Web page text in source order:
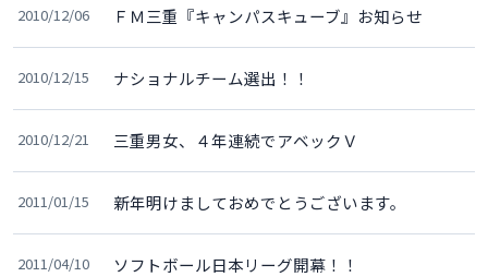
2010/12/06 ＦＭ三重『キャンパスキューブ』お知らせ
2010/12/15 ナショナルチーム選出！！
2010/12/21 三重男女、４年連続でアベックＶ
2011/01/15 新年明けましておめでとうございます。
2011/04/10 ソフトボール日本リーグ開幕！！